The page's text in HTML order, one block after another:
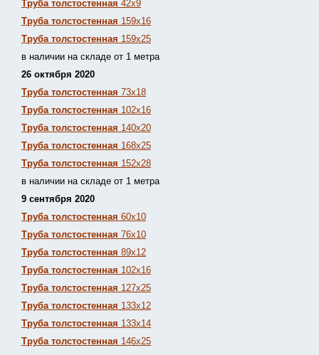
Труба толстостенная 42х9
Труба толстостенная 159х16
Труба толстостенная 159х25
в наличии на складе от 1 метра
26 октября 2020
Труба толстостенная 73х18
Труба толстостенная 102х16
Труба толстостенная 140х20
Труба толстостенная 168х25
Труба толстостенная 152х28
в наличии на складе от 1 метра
9 сентября 2020
Труба толстостенная 60х10
Труба толстостенная 76х10
Труба толстостенная 89х12
Труба толстостенная 102х16
Труба толстостенная 127х25
Труба толстостенная 133х12
Труба толстостенная 133х14
Труба толстостенная 146х25